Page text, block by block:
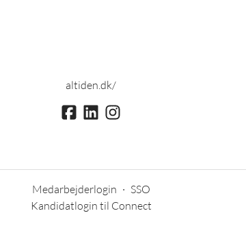
altiden.dk/
Medarbejderlogin · SSO
Kandidatlogin til Connect